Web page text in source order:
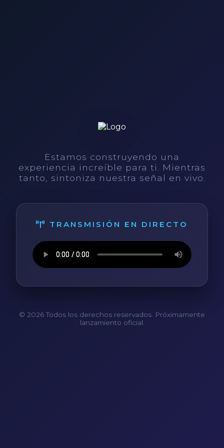
Estamos construyendo una
experiencia increíble para ti. Mientras
tanto, sintoniza nuestra señal en vivo.
TRANSMISIÓN EN DIRECTO
© 2026 Todos los derechos reservados. Próximamente
lanzamiento oficial.